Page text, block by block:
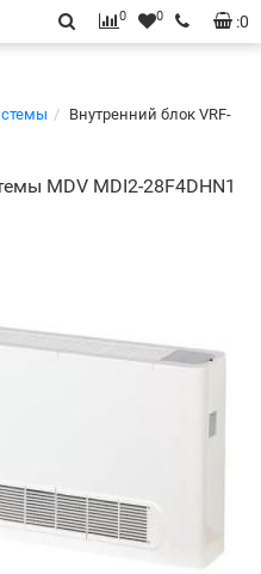
:0
0 0
Внутренний блок VRF-
MDV MDI2-28F4DHN1